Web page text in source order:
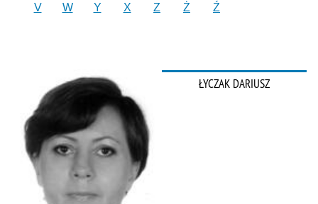
V W Y X Z Ż Ź
ŁYCZAK DARIUSZ